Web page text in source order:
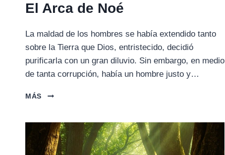
El Arca de Noé
La maldad de los hombres se había extendido tanto
sobre la Tierra que Dios, entristecido, decidió
purificarla con un gran diluvio. Sin embargo, en medio
de tanta corrupción, había un hombre justo y…
MÁS
EL
NOÉ